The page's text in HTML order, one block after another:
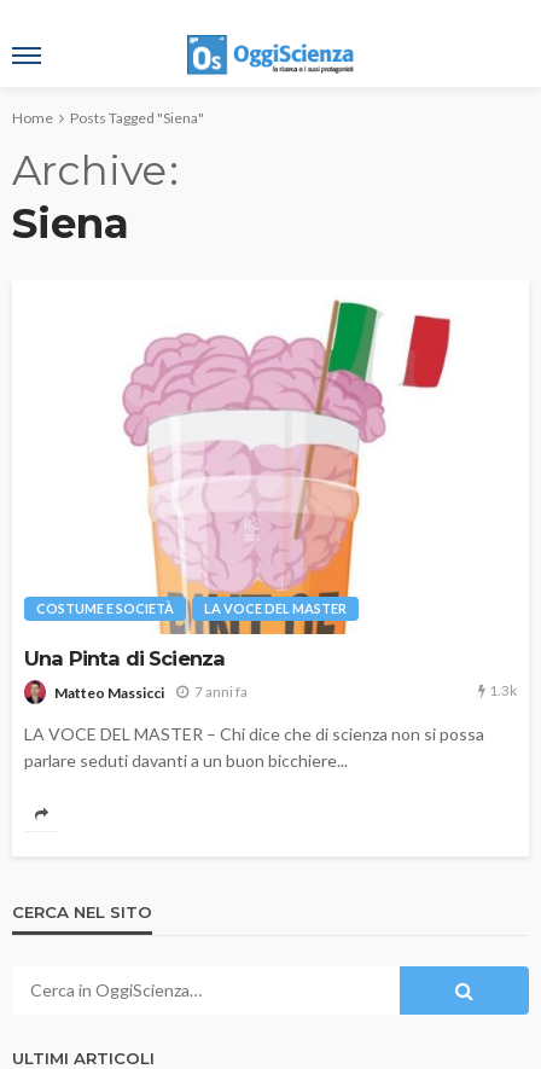
Home Posts Tagged "Siena"
Archive
Siena
COSTUME E SOCIETÀ LA VOCE DEL MASTER
Una Pinta di Scienza
Matteo Massicci 7 anni fa 1.3k
LA VOCE DEL MASTER – Chi dice che di scienza non si possa
parlare seduti davanti a un buon bicchiere...
CERCA NEL SITO
ULTIMI ARTICOLI